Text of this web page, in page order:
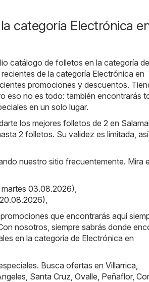
categoría Electrónica
catálogo de folletos en la categoría de
de la categoría Electrónica en
promociones y descuentos.
eso no es todo: también encontrarás
en un solo lugar.
los mejores folletos de 2 en
2 folletos. Su validez es limitada,
nuestro sitio frecuentemente. Mira
03.08.2026),
,
que encontrarás aquí
nosotros, siempre sabrás donde
en la categoría de Electrónica en
Busca ofertas en Villarrica,
, Santa Cruz, Ovalle, Peñaflor,